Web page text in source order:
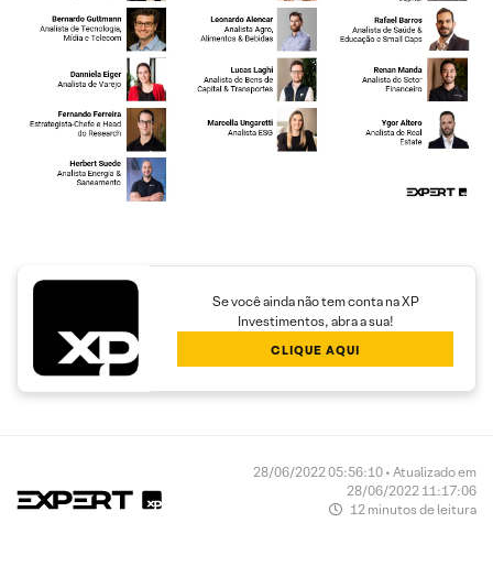
Se você ainda não tem conta na XP
Investimentos, abra a sua!
CLIQUE AQUI
28/06/2022 05:56:10 • Atualizado em
28/06/2022 11:17:06
12 minutos de leitura